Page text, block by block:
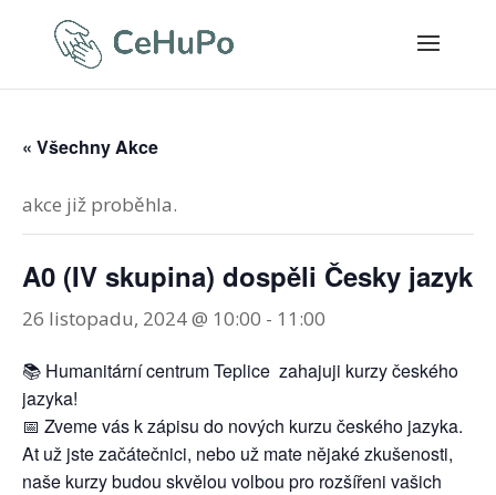
« Všechny Akce
akce již proběhla.
A0 (IV skupina) dospěli Česky jazyk
26 listopadu, 2024 @ 10:00 - 11:00
📚 Humanitární centrum Teplice zahajuji kurzy českého
jazyka!
📅 Zveme vás k zápisu do nových kurzu českého jazyka.
At už jste začátečnici, nebo už mate nějaké zkušenosti,
naše kurzy budou skvělou volbou pro rozšířeni vašich